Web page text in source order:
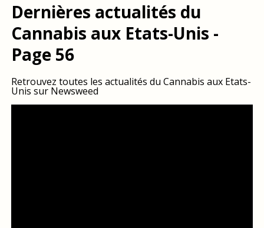
Dernières actualités du
Cannabis aux Etats-Unis -
Page 56
Retrouvez toutes les actualités du Cannabis aux Etats-
Unis sur Newsweed